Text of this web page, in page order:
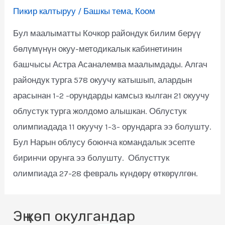
Пикир калтыруу / Башкы тема, Коом
Бул маалыматты Кочкор райондук билим берүү
бөлүмүнүн окуу-методикалык кабинетинин
башчысы Астра Асаналемва маалымдады. Алгач
райондук турга 578 окуучу катышып, алардын
арасынан 1-2 -орундарды камсыз кылган 21 окуучу
облустук турга жолдомо алышкан. Облустук
олимпиадада 11 окуучу 1-3- орундарга ээ болушту.
Бул Нарын облусу боюнча командалык эсепте
биринчи орунга ээ болушту. Облусттук
олимпиада 27-28 февраль күндөрү өткөрүлгөн.
Эң көп окулгандар